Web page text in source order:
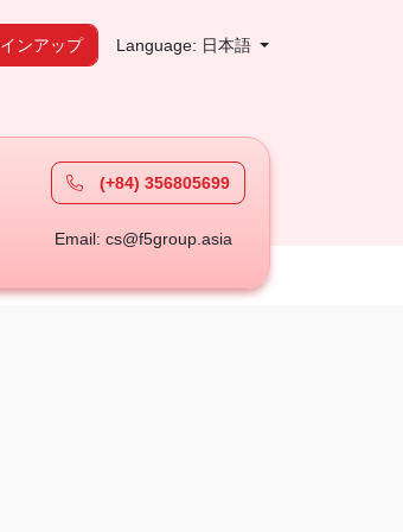
ンアップ Language: 日本語
(+84) 356805699
Email: cs@f5group.asia